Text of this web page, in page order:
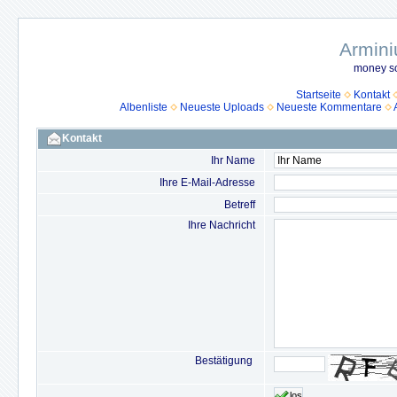
money
Startseite
Kontakt
Albenliste
Neueste Uploads Neueste Kommentare
Kontakt
Ihr Name
Ihre E-Mail-Adresse
Betreff
Ihre Nachricht
Bestätigung